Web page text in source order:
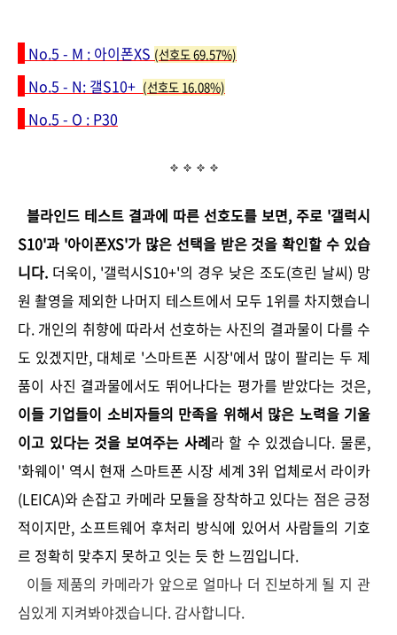
No.5 - M : 아이폰XS (선호도 69.57%)
No.5 - N: 갤S10+ (선호도 16.08%)
No.5 - O : P30
블라인드 테스트 결과에 따른 선호도를 보면, 주로 '갤럭시
S10'과 '아이폰XS'가 많은 선택을 받은 것을 확인할 수 있습
니다. 더욱이, '갤럭시S10+'의 경우 낮은 조도(흐린 날씨) 망
원 촬영을 제외한 나머지 테스트에서 모두 1위를 차지했습니
다. 개인의 취향에 따라서 선호하는 사진의 결과물이 다를 수
도 있겠지만, 대체로 '스마트폰 시장'에서 많이 팔리는 두 제
품이 사진 결과물에서도 뛰어나다는 평가를 받았다는 것은,
이들 기업들이 소비자들의 만족을 위해서 많은 노력을 기울
이고 있다는 것을 보여주는 사례라 할 수 있겠습니다. 물론,
'화웨이' 역시 현재 스마트폰 시장 세계 3위 업체로서 라이카
(LEICA)와 손잡고 카메라 모듈을 장착하고 있다는 점은 긍정
적이지만, 소프트웨어 후처리 방식에 있어서 사람들의 기호
르 정확히 맞추지 못하고 잇는 듯 한 느낌입니다.
이들 제품의 카메라가 앞으로 얼마나 더 진보하게 될 지 관
심있게 지켜봐야겠습니다. 감사합니다.